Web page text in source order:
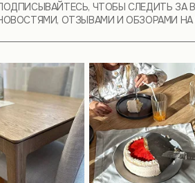
ЧТОБЫ СЛЕДИТЬ ЗА
ОТЗЫВАМИ И ОБЗОРАМИ